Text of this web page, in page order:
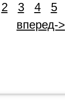
2 3 4 5
вперед->